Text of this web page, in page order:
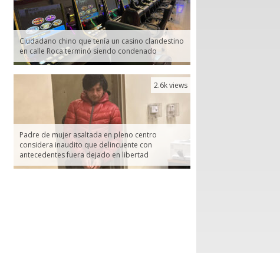
Ciudadano chino que tenía un casino clandestino
en calle Roca terminó siendo condenado
Padre de mujer asaltada en pleno centro
considera inaudito que delincuente con
antecedentes fuera dejado en libertad
2.6k views